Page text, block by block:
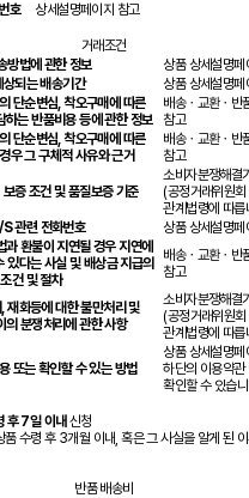
호
상세설명페이지 참고
거래조건
방법에 관한 정보
상품 상세설명페
되는 배송기간
상품 상세설명페
단순변심, 착오구매에 따른
하는 반품비용 등에 관한 정보
배송ㆍ교환ㆍ반
참고
단순변심, 착오구매에 따른
우 그 구체적 사유와 근거
배송ㆍ교환ㆍ반
참고
증 조건 및 품질보증 기준
소비자분쟁해결
(공정거래위원
관계법령에 따릅
관련 전화번호
상품 상세설명페
환불이 지연될 경우 지연에
있다는 사실 및 배상금 지급의
건 및 절차
배송ㆍ교환ㆍ반
참고
재화등에 대한 불만처리 및
의 분쟁처리에 관한 사항
소비자분쟁해결
(공정거래위원
관계법령에 따릅
또는 확인할 수 있는 방법
상품 상세설명페
하단의 이용약관
확인할 수 있습
후 7일 이내 신청
품 수령 후 3개월 이내, 혹은 그 사실을 알게 된
반품 배송비